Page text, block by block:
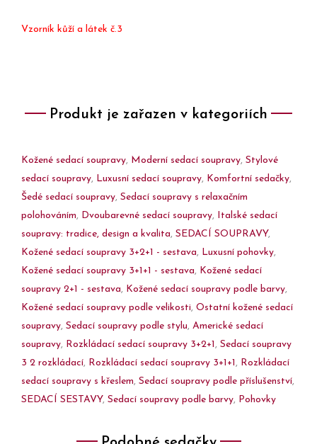
Vzorník kůží a látek č.3
Produkt je zařazen v kategoriích
Kožené sedací soupravy, Moderní sedací soupravy, Stylové
sedací soupravy, Luxusní sedací soupravy, Komfortní sedačky,
Šedé sedací soupravy, Sedací soupravy s relaxačním
polohováním, Dvoubarevné sedací soupravy,
Italské sedací
soupravy: tradice, design a kvalita, SEDACÍ SOUPRAVY,
Kožené sedací soupravy 3+2+1 - sestava, Luxusní pohovky,
Kožené sedací soupravy 3+1+1 - sestava, Kožené sedací
soupravy 2+1 - sestava, Kožené sedací soupravy podle barvy,
Kožené sedací soupravy podle velikosti, Ostatní kožené sedací
soupravy, Sedací soupravy podle stylu, Americké sedací
soupravy, Rozkládací sedací soupravy 3+2+1 , Sedací soupravy
3 2 rozkládací, Rozkládací sedací soupravy 3+1+1 , Rozkládací
sedací soupravy s křeslem, Sedací soupravy podle příslušenství,
SEDACÍ SESTAVY, Sedací soupravy podle barvy, Pohovky